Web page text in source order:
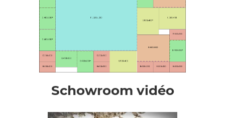
Schowroom vidéo